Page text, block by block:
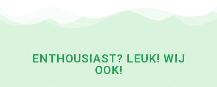
ENTHOUSIAST? LEUK! WIJ
OOK!